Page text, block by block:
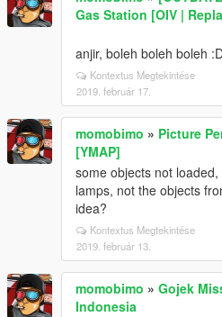
Gas Station [OIV |
anjir, boleh boleh boleh
Kontextus Megtekintése
2019. február 17.
momobimo » Picture
[YMAP]
some objects not
lamps, not the objects
idea?
Kontextus Megtekintése
2019. február 13.
momobimo » Gojek
Indonesia